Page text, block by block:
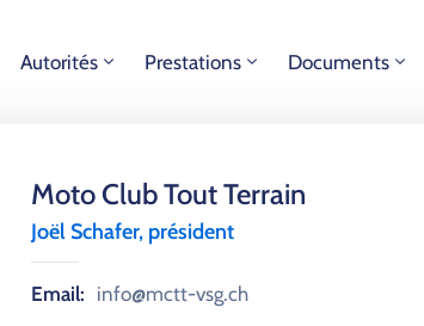
Autorités Prestations Documents
Moto Club Tout Terrain
Joël Schafer, président
Email: info@mctt-vsg.ch